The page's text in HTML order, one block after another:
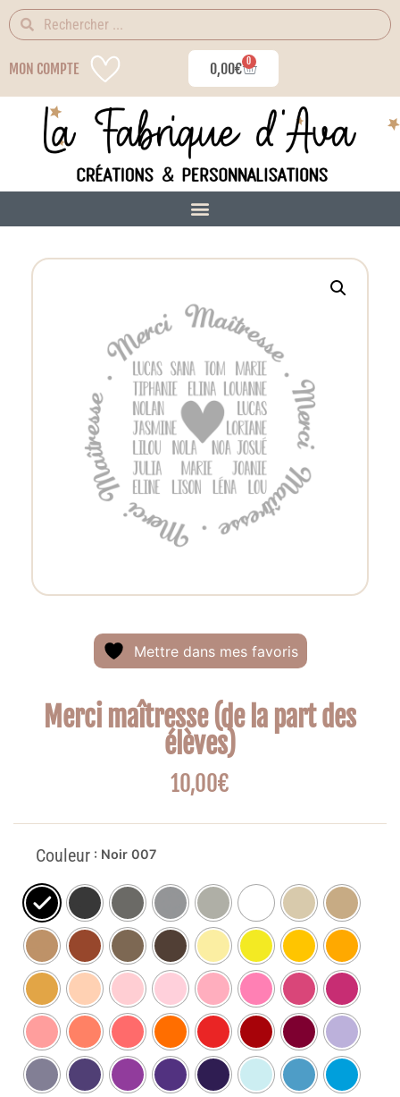
MON COMPTE 0,00€ 0
Mettre dans mes favoris
Merci maîtresse (de la part des
élèves)
10,00€
Couleur : Noir 007